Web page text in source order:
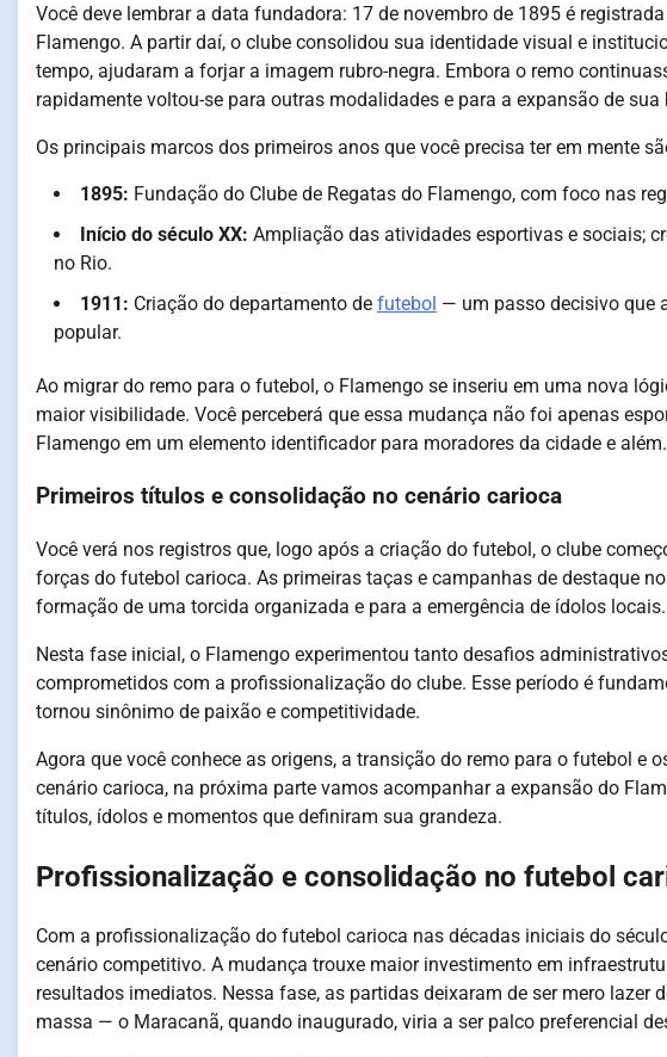
Você deve lembrar a data fundadora: 17 de novembro de 1895 é
Flamengo. A partir daí, o clube consolidou sua identidade visual e
tempo, ajudaram a forjar a imagem rubro-negra. Embora o remo
rapidamente voltou-se para outras modalidades e para a expansão de sua
Os principais marcos dos primeiros anos que você precisa ter em mente
1895: Fundação do Clube de Regatas do Flamengo, com foco nas
Início do século XX: Ampliação das atividades esportivas e sociais;
no Rio.
1911: Criação do departamento de futebol — um passo decisivo que
popular.
Ao migrar do remo para o futebol, o Flamengo se inseriu em uma nova
maior visibilidade. Você perceberá que essa mudança não foi apenas
Flamengo em um elemento identificador para moradores da cidade e além.
Primeiros títulos e consolidação no cenário carioca
Você verá nos registros que, logo após a criação do futebol, o clube
forças do futebol carioca. As primeiras taças e campanhas de destaque
formação de uma torcida organizada e para a emergência de ídolos locais.
Nesta fase inicial, o Flamengo experimentou tanto desafios
comprometidos com a profissionalização do clube. Esse período é
tornou sinônimo de paixão e competitividade.
Agora que você conhece as origens, a transição do remo para o futebol e
cenário carioca, na próxima parte vamos acompanhar a expansão do
títulos, ídolos e momentos que definiram sua grandeza.
Profissionalização e consolidação no futebol
Com a profissionalização do futebol carioca nas décadas iniciais do
cenário competitivo. A mudança trouxe maior investimento em
resultados imediatos. Nessa fase, as partidas deixaram de ser mero lazer
massa — o Maracanã, quando inaugurado, viria a ser palco preferencial